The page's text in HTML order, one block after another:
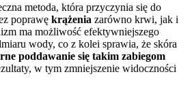
metoda, która przyczynia się do
poprawę krążenia zarówno krwi, jak i
ma możliwość efektywniejszego
wody, co z kolei sprawia, że skóra
poddawanie się takim zabiegom
w tym zmniejszenie widoczności